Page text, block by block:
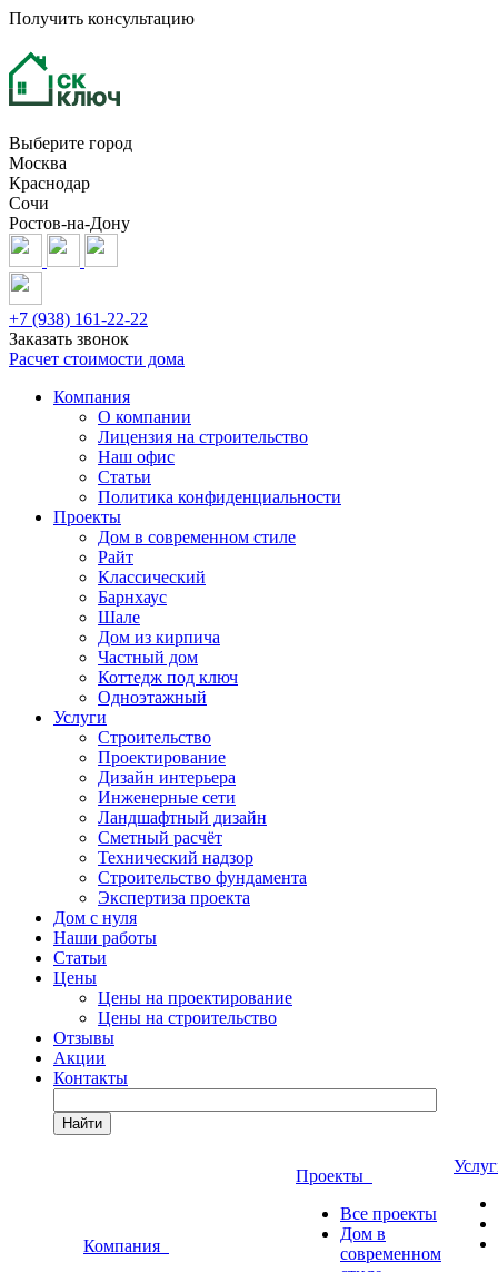
Получить консультацию
Выберите город
Москва
Краснодар
Сочи
Ростов-на-Дону
+7 (938) 161-22-22
Заказать звонок
Расчет стоимости дома
Компания
О компании
Лицензия на строительство
Наш офис
Статьи
Политика конфиденциальности
Проекты
Дом в современном стиле
Райт
Классический
Барнхаус
Шале
Дом из кирпича
Частный дом
Коттедж под ключ
Одноэтажный
Услуги
Строительство
Проектирование
Дизайн интерьера
Инженерные сети
Ландшафтный дизайн
Сметный расчёт
Технический надзор
Строительство фундамента
Экспертиза проекта
Дом с нуля
Наши работы
Статьи
Цены
Цены на проектирование
Цены на строительство
Отзывы
Акции
Контакты
Найти
Компания
Проекты
Все проекты
Дом в
современном